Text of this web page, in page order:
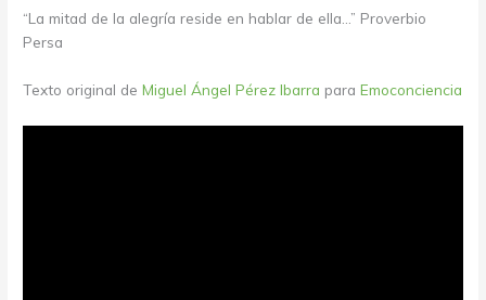
“La mitad de la alegría reside en hablar de ella…” Proverbio
Persa
Texto original deMiguel Ángel Pérez Ibarra paraEmoconciencia